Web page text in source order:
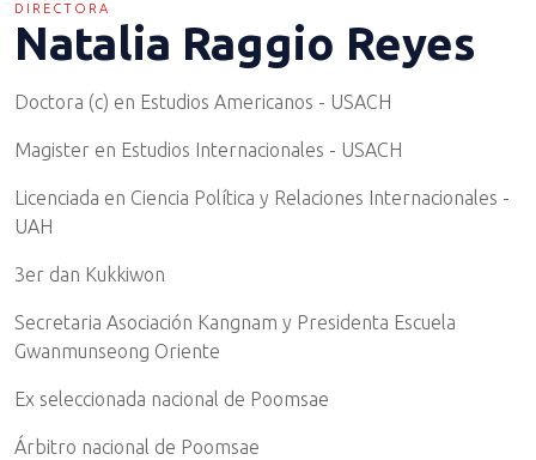
DIRECTORA
Natalia Raggio Reyes
Doctora (c) en Estudios Americanos - USACH
Magister en Estudios Internacionales - USACH
Licenciada en Ciencia Política y Relaciones Internacionales -
UAH
3er dan Kukkiwon
Secretaria Asociación Kangnam y Presidenta Escuela
Gwanmunseong Oriente
Ex seleccionada nacional de Poomsae
Árbitro nacional de Poomsae